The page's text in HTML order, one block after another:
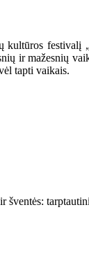
ir mažesnių
tapti vaikais.